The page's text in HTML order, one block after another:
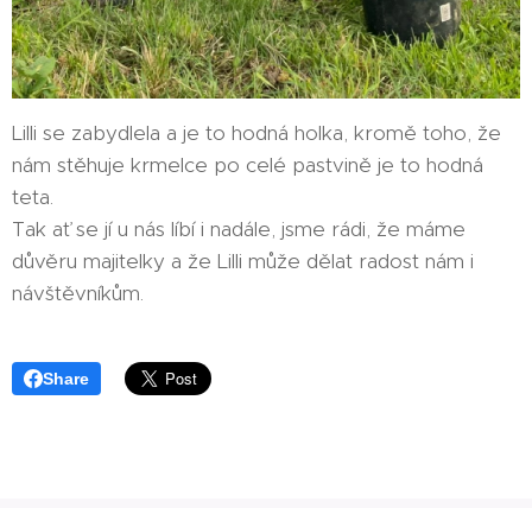
Lilli se zabydlela a je to hodná holka, kromě toho, že
nám stěhuje krmelce po celé pastvině je to hodná
teta.
Tak ať se jí u nás líbí i nadále, jsme rádi, že máme
důvěru majitelky a že Lilli může dělat radost nám i
návštěvníkům.
Share